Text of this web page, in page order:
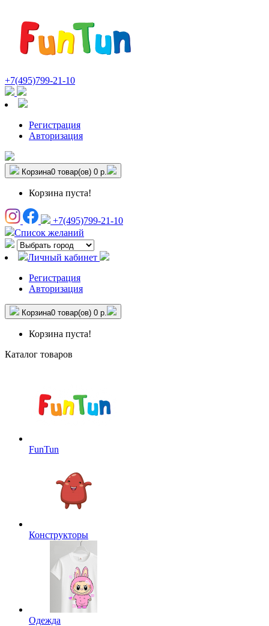
+7(495)799-21-10
Регистрация
Авторизация
Корзина0 товар(ов) 0 р.
Корзина пуста!
+7(495)799-21-10
Список желаний
Личный кабинет
Регистрация
Авторизация
Корзина0 товар(ов) 0 р.
Корзина пуста!
Каталог товаров
FunTun
Конструкторы
Одежда